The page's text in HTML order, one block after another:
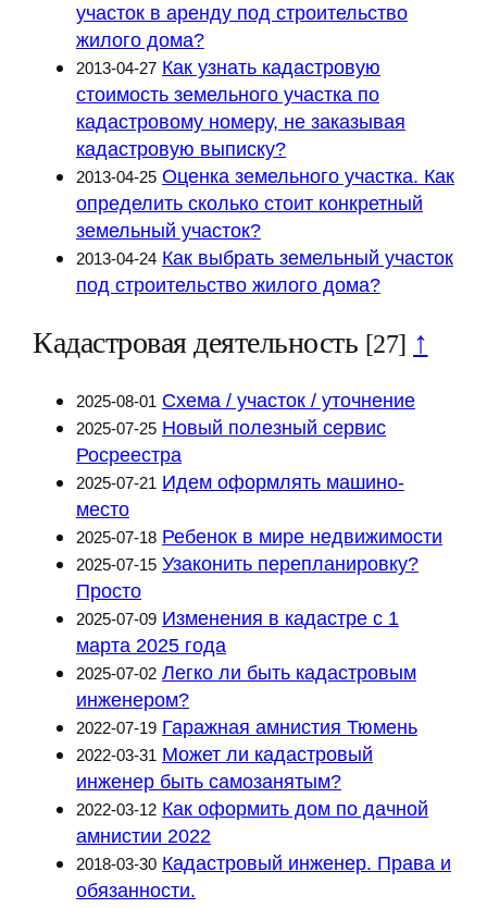
участок в аренду под строительство
жилого дома?
2013-04-27 Как узнать кадастровую
стоимость земельного участка по
кадастровому номеру, не заказывая
кадастровую выписку?
2013-04-25 Оценка земельного участка. Как
определить сколько стоит конкретный
земельный участок?
2013-04-24 Как выбрать земельный участок
под строительство жилого дома?
Кадастровая деятельность [27] ↑
2025-08-01 Схема / участок / уточнение
2025-07-25 Новый полезный сервис
Росреестра
2025-07-21 Идем оформлять машино-
место
2025-07-18 Ребенок в мире недвижимости
2025-07-15 Узаконить перепланировку?
Просто
2025-07-09 Изменения в кадастре с 1
марта 2025 года
2025-07-02 Легко ли быть кадастровым
инженером?
2022-07-19 Гаражная амнистия Тюмень
2022-03-31 Может ли кадастровый
инженер быть самозанятым?
2022-03-12 Как оформить дом по дачной
амнистии 2022
2018-03-30 Кадастровый инженер. Права и
обязанности.